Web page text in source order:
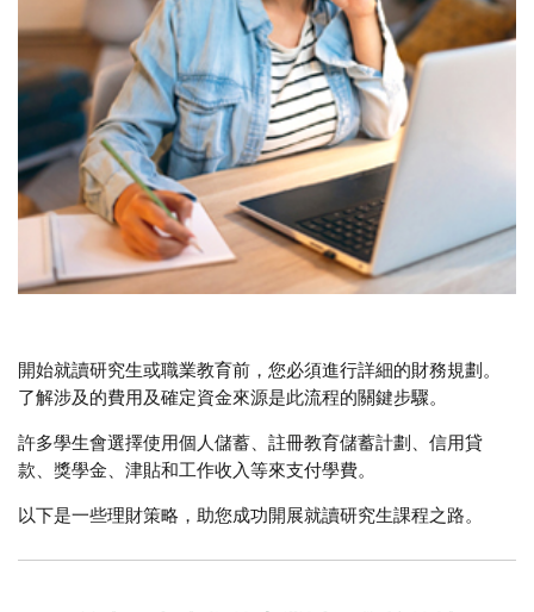
開始就讀研究生或職業教育前，您必須進行詳細的財務規劃。
了解涉及的費用及確定資金來源是此流程的關鍵步驟。
許多學生會選擇使用個人儲蓄、註冊教育儲蓄計劃、信用貸
款、獎學金、津貼和工作收入等來支付學費。
以下是一些理財策略，助您成功開展就讀研究生課程之路。